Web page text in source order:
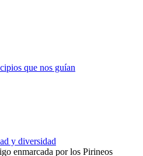
que nos guían
y diversidad